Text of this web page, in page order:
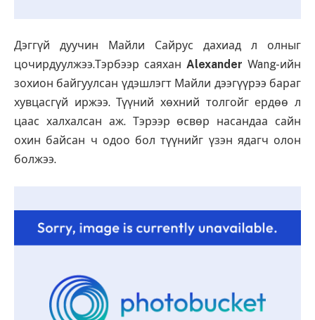
Дэггүй дуучин Майли Сайрус дахиад л олныг
цочирдуулжээ.Тэрбээр саяхан Alexander Wang-ийн
зохион байгуулсан үдэшлэгт Майли дээгүүрээ бараг
хувцасгүй иржээ. Түүний хөхний толгойг ердөө л
цаас халхалсан аж. Тэрээр өсвөр насандаа сайн
охин байсан ч одоо бол түүнийг үзэн ядагч олон
болжээ.